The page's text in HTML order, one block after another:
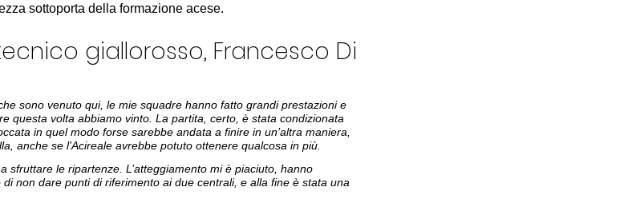
sottoporta della formazione acese.
giallorosso, Francesco Di
sono venuto qui, le mie squadre hanno fatto grandi prestazioni e
questa volta abbiamo vinto. La partita, certo, è stata condizionata
in quel modo forse sarebbe andata a finire in un’altra maniera,
anche se l’Acireale avrebbe potuto ottenere qualcosa in più.
sfruttare le ripartenze. L’atteggiamento mi è piaciuto, hanno
non dare punti di riferimento ai due centrali, e alla fine è stata una